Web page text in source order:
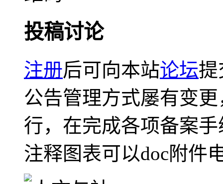
投稿讨论
注册后可向本站论坛提
公告管理方式屡有变
行，在完成各项备案
注释图表可以doc附件